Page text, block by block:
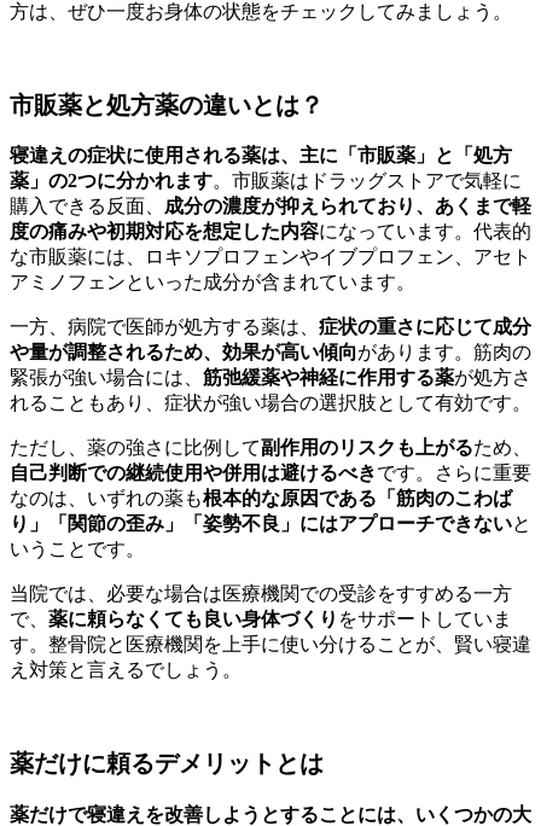
方は、ぜひ一度お身体の状態をチェックしてみましょう。
市販薬と処方薬の違いとは？
寝違えの症状に使用される薬は、主に「市販薬」と「処方
薬」の2つに分かれます。市販薬はドラッグストアで気軽に
購入できる反面、 成分の濃度が抑えられており、あくまで軽
度の痛みや初期対応を想定した内容になっています。代表的
な市販薬には、ロキソプロフェンやイブプロフェン、アセト
アミノフェンといった成分が含まれています。
一方、病院で医師が処方する薬は、 症状の重さに応じて成分
や量が調整されるため、効果が高い傾向があります。筋肉の
緊張が強い場合には、 筋弛緩薬や神経に作用する薬が処方さ
れることもあり、症状が強い場合の選択肢として有効です。
ただし、薬の強さに比例して副作用のリスクも上がるため、
自己判断での継続使用や併用は避けるべきです。さらに重要
なのは、いずれの薬も根本的な原因である「筋肉のこわば
り」「関節の歪み」「姿勢不良」にはアプローチできないと
いうことです。
当院では、必要な場合は医療機関での受診をすすめる一方
で、 薬に頼らなくても良い身体づくり をサポートしていま
す。整骨院と医療機関を上手に使い分けることが、賢い寝違
え対策と言えるでしょう。
薬だけに頼るデメリットとは
薬だけで寝違えを改善しようとすることには、いくつかの大